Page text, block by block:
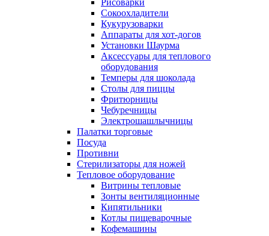
Рисоварки
Сокоохладители
Кукурузоварки
Аппараты для хот-догов
Установки Шаурма
Аксессуары для теплового
оборудования
Темперы для шоколада
Столы для пиццы
Фритюрницы
Чебуречницы
Электрошашлычницы
Палатки торговые
Посуда
Противни
Стерилизаторы для ножей
Тепловое оборудование
Витрины тепловые
Зонты вентиляционные
Кипятильники
Котлы пищеварочные
Кофемашины